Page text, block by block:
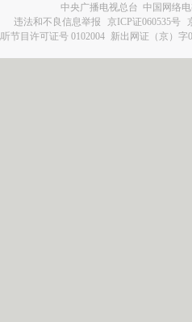
中央广播电视总台 中国网络
违法和不良信息举报
京ICP证060535号
节目许可证号 0102004 新出网证（京）